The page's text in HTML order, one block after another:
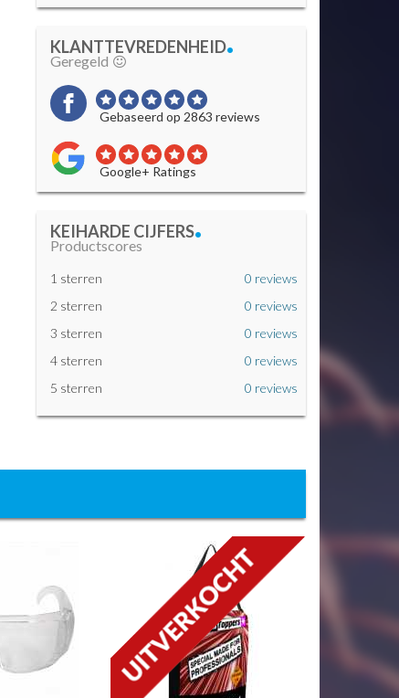
KLANTTEVREDENHEID.
Geregeld
Gebaseerd op 2863 reviews
Google+ Ratings
KEIHARDE CIJFERS.
Productscores
1 sterren
0 reviews
2 sterren
0 reviews
3 sterren
0 reviews
4 sterren
0 reviews
5 sterren
0 reviews